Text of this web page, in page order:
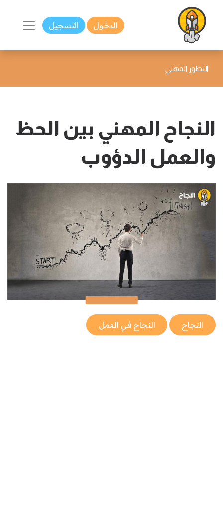
الدخول التسجيل
التطور المهني
النجاح المهني بين الحظ
والعمل الدؤوب
النجاح النجاح في العمل